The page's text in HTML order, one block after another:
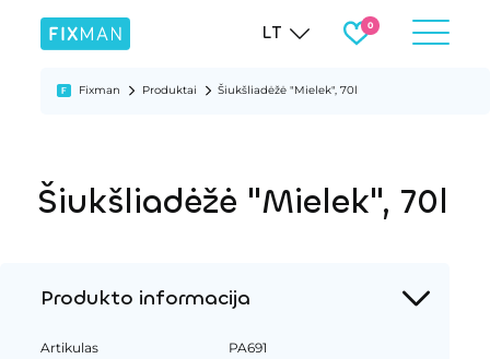
LT
Fixman Produktai Šiukšliadėžė "Mielek", 70l
Šiukšliadėžė "Mielek", 70l
Produkto informacija
Artikulas
PA691